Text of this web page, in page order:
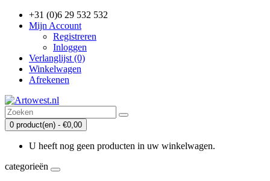
+31 (0)6 29 532 532
Mijn Account
Registreren
Inloggen
Verlanglijst (0)
Winkelwagen
Afrekenen
0 product(en) - €0,00
U heeft nog geen producten in uw winkelwagen.
categorieën